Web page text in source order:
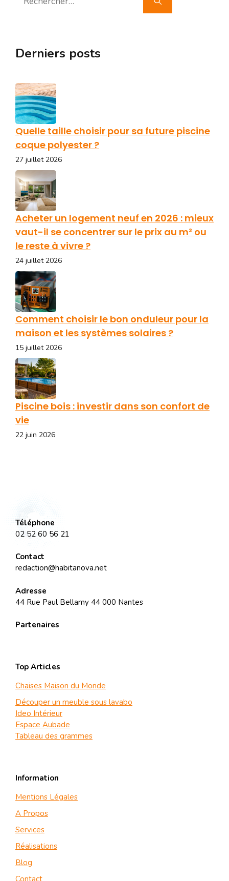
Derniers posts
Quelle taille choisir pour sa future piscine
coque polyester ?
27 juillet 2026
Acheter un logement neuf en 2026 : mieux
vaut-il se concentrer sur le prix au m² ou
le reste à vivre ?
24 juillet 2026
Comment choisir le bon onduleur pour la
maison et les systèmes solaires ?
15 juillet 2026
Piscine bois : investir dans son confort de
vie
22 juin 2026
Téléphone
02 52 60 56 21
Contact
redaction@habitanova.net
Adresse
44 Rue Paul Bellamy 44 000 Nantes
Partenaires
Top Articles
Chaises Maison du Monde
Découper un meuble sous lavabo
Ideo Intérieur
Espace Aubade
Tableau des grammes
Information
Mentions Légales
A Propos
Services
Réalisations
Blog